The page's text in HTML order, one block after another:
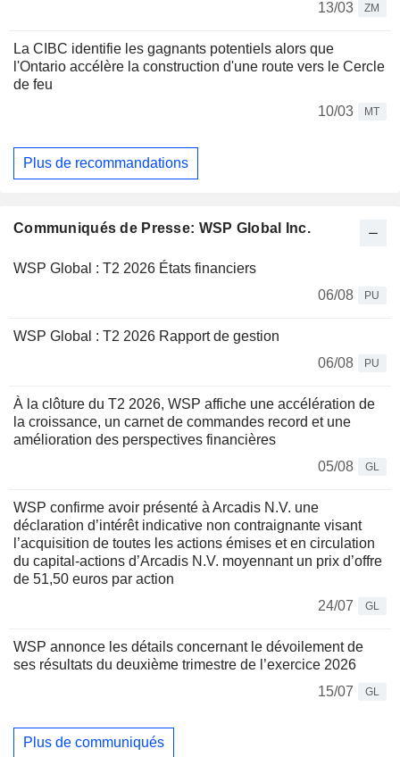
13/03
ZM
La CIBC identifie les gagnants potentiels alors que
l'Ontario accélère la construction d'une route vers le Cercle
de feu
10/03
MT
Plus de recommandations
Communiqués de Presse: WSP Global Inc.
WSP Global : T2 2026 États financiers
06/08
PU
WSP Global : T2 2026 Rapport de gestion
06/08
PU
À la clôture du T2 2026, WSP affiche une accélération de
la croissance, un carnet de commandes record et une
amélioration des perspectives financières
05/08
GL
WSP confirme avoir présenté à Arcadis N.V. une
déclaration d’intérêt indicative non contraignante visant
l’acquisition de toutes les actions émises et en circulation
du capital-actions d’Arcadis N.V. moyennant un prix d’offre
de 51,50 euros par action
24/07
GL
WSP annonce les détails concernant le dévoilement de
ses résultats du deuxième trimestre de l’exercice 2026
15/07
GL
Plus de communiqués